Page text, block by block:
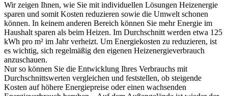
Wir zeigen Ihnen, wie Sie mit individuellen Lösungen Heizenergie
sparen und somit Kosten reduzieren sowie die Umwelt schonen
können. In keinem anderen Bereich können Sie mehr Energie im
Haushalt sparen als beim Heizen. Im Durchschnitt werden etwa 125
kWh pro m² im Jahr verheizt. Um Energiekosten zu reduzieren, ist
es wichtig, sich regelmäßig den eigenen Heizenergieverbrauch
anzuschauen.
Nur so können Sie die Entwicklung Ihres Verbrauchs mit
Durchschnittswerten vergleichen und feststellen, ob steigende
Kosten auf höhere Energiepreise oder einen wachsenden